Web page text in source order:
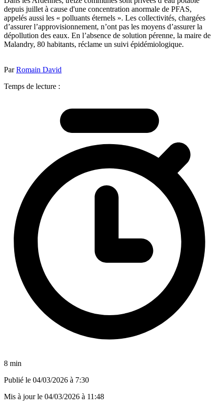
depuis juillet à cause d'une concentration anormale de PFAS,
appelés aussi les « polluants éternels ». Les collectivités, chargées
d’assurer l’approvisionnement, n’ont pas les moyens d’assurer la
dépollution des eaux. En l’absence de solution pérenne, la maire de
Malandry, 80 habitants, réclame un suivi épidémiologique.
ParRomain David
Temps de lecture :
8 min
Publié le 04/03/2026 à 7:30
Mis à jour le 04/03/2026 à 11:48